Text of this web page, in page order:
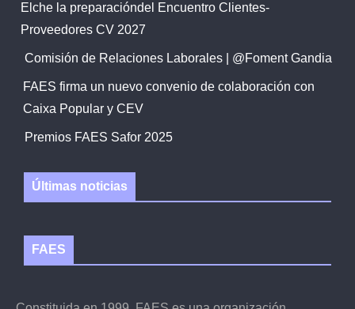
Elche la preparacióndel Encuentro Clientes-
Proveedores CV 2027
Comisión de Relaciones Laborales | @Foment Gandia
FAES firma un nuevo convenio de colaboración con
Caixa Popular y CEV
Premios FAES Safor 2025
Últimas noticias
FAES